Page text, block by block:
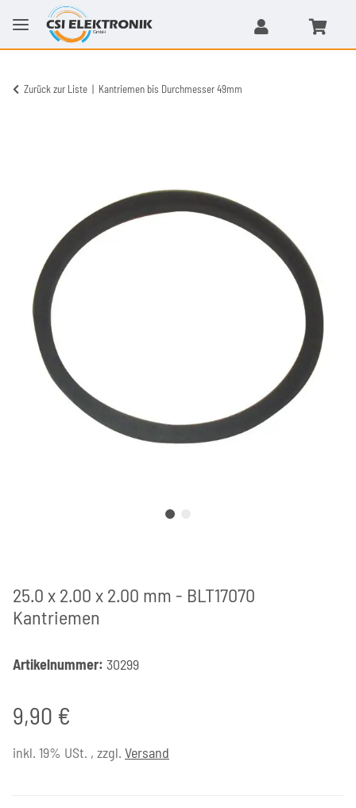
Zurück zur Liste Kantriemen bis Durchmesser 49mm
25.0 x 2.00 x 2.00 mm - BLT17070
Kantriemen
Artikelnummer: 30299
9,90 €
inkl. 19% USt. , zzgl. Versand